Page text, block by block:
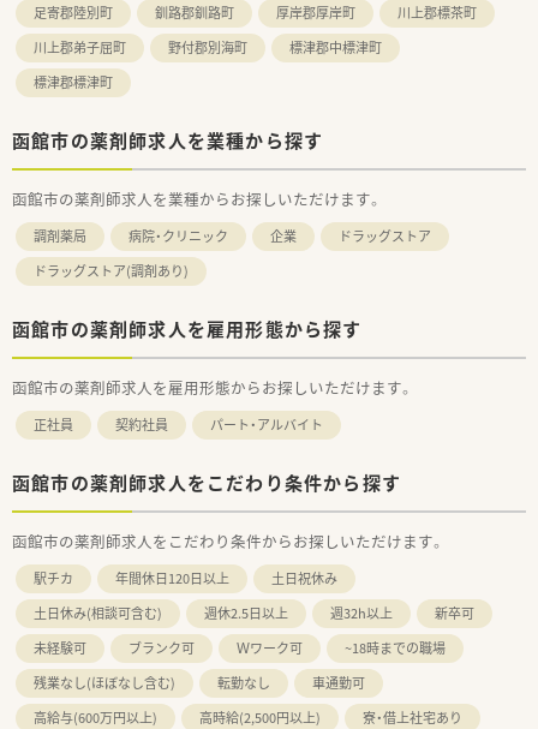
足寄郡陸別町
釧路郡釧路町 厚岸郡厚岸町
川上郡標茶町
川上郡弟子屈町
野付郡別海町
標津郡中標津町
標津郡標津町
函館市の薬剤師求人を業種から探す
函館市の薬剤師求人を業種からお探しいただけます。
調剤薬局 病院・クリニック 企業
ドラッグストア
ドラッグストア(調剤あり)
函館市の薬剤師求人を雇用形態から探す
函館市の薬剤師求人を雇用形態からお探しいただけます。
正社員 契約社員 パート・アルバイト
函館市の薬剤師求人をこだわり条件から探す
函館市の薬剤師求人をこだわり条件からお探しいただけます。
駅チカ 年間休日120日以上
土日祝休み
土日休み(相談可含む)
週休2.5日以上 週32h以上
新卒可
未経験可
ブランク可 Ｗワーク可
~18時までの職場
残業なし(ほぼなし含む)
転勤なし
車通勤可
高給与(600万円以上)
高時給(2,500円以上)
寮・借上社宅あり